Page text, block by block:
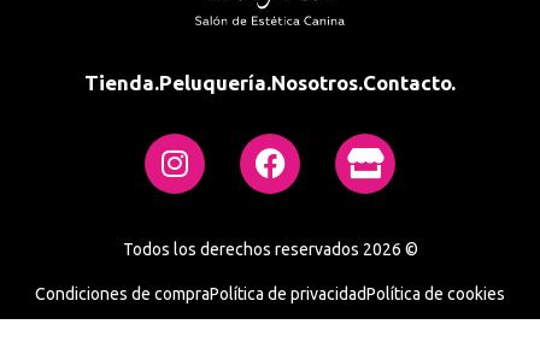
Tienda.Peluquería.Nosotros.Contacto.
Todos los derechos reservados 2026 ©
Condiciones de compraPolítica de privacidadPolítica de cookies